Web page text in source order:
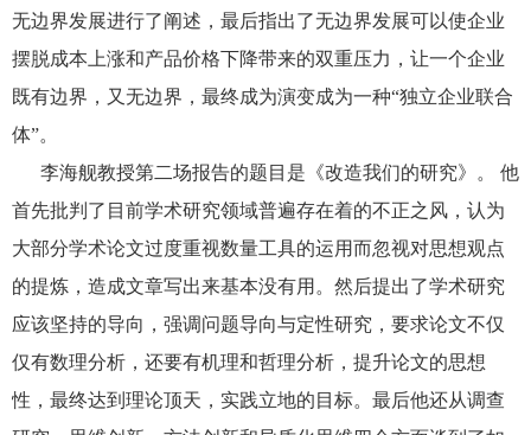
无边界发展进行了阐述，最后指出了无边界发展可以使企业
摆脱成本上涨和产品价格下降带来的双重压力，让一个企业
既有边界，又无边界，最终成为演变成为一种“独立企业联合
体”。
李海舰教授第二场报告的题目是《改造我们的研究》。 他
首先批判了目前学术研究领域普遍存在着的不正之风，认为
大部分学术论文过度重视数量工具的运用而忽视对思想观点
的提炼，造成文章写出来基本没有用。然后提出了学术研究
应该坚持的导向，强调问题导向与定性研究，要求论文不仅
仅有数理分析，还要有机理和哲理分析，提升论文的思想
性，最终达到理论顶天，实践立地的目标。最后他还从调查